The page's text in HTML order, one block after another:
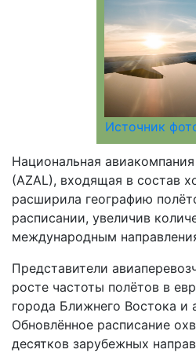
Источник
Национальная
(AZAL), входящая в состав
расширила географию
расписании, увеличив
международным
Представители
росте частоты полётов в
города Ближнего Востока и
Обновлённое расписание
десятков зарубежных